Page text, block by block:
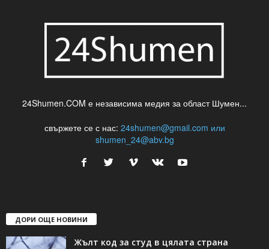
24Shumen.COM е независима медия за област Шумен...
свържете се с нас: 24shumen@gmail.com или
shumen_24@abv.bg
ДОРИ ОЩЕ НОВИНИ
Жълт код за студ в цялата страна